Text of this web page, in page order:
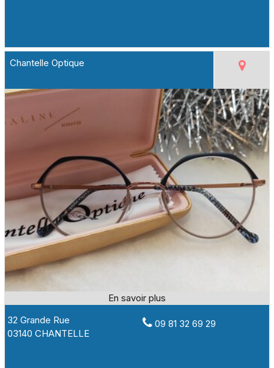
Chantelle Optique
32 Grande Rue
03140 CHANTELLE
09 81 32 69 29